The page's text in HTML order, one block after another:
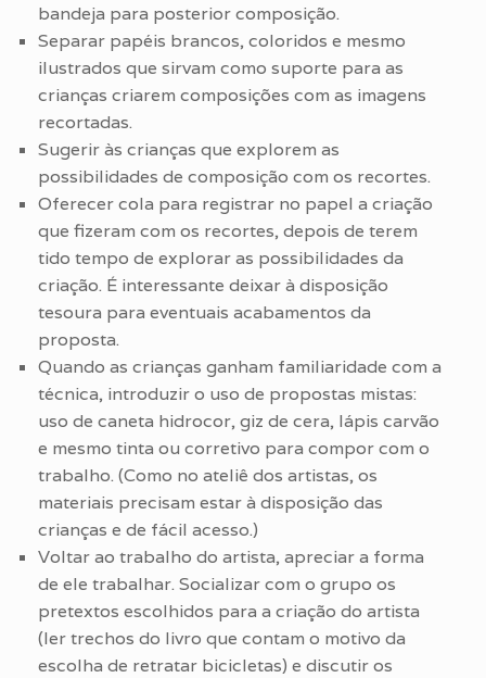
bandeja para posterior composição.
Separar papéis brancos, coloridos e mesmo
ilustrados que sirvam como suporte para as
crianças criarem composições com as imagens
recortadas.
Sugerir às crianças que explorem as
possibilidades de composição com os recortes.
Oferecer cola para registrar no papel a criação
que fizeram com os recortes, depois de terem
tido tempo de explorar as possibilidades da
criação. É interessante deixar à disposição
tesoura para eventuais acabamentos da
proposta.
Quando as crianças ganham familiaridade com a
técnica, introduzir o uso de propostas mistas:
uso de caneta hidrocor, giz de cera, lápis carvão
e mesmo tinta ou corretivo para compor com o
trabalho. (Como no ateliê dos artistas, os
materiais precisam estar à disposição das
crianças e de fácil acesso.)
Voltar ao trabalho do artista, apreciar a forma
de ele trabalhar. Socializar com o grupo os
pretextos escolhidos para a criação do artista
(ler trechos do livro que contam o motivo da
escolha de retratar bicicletas) e discutir os